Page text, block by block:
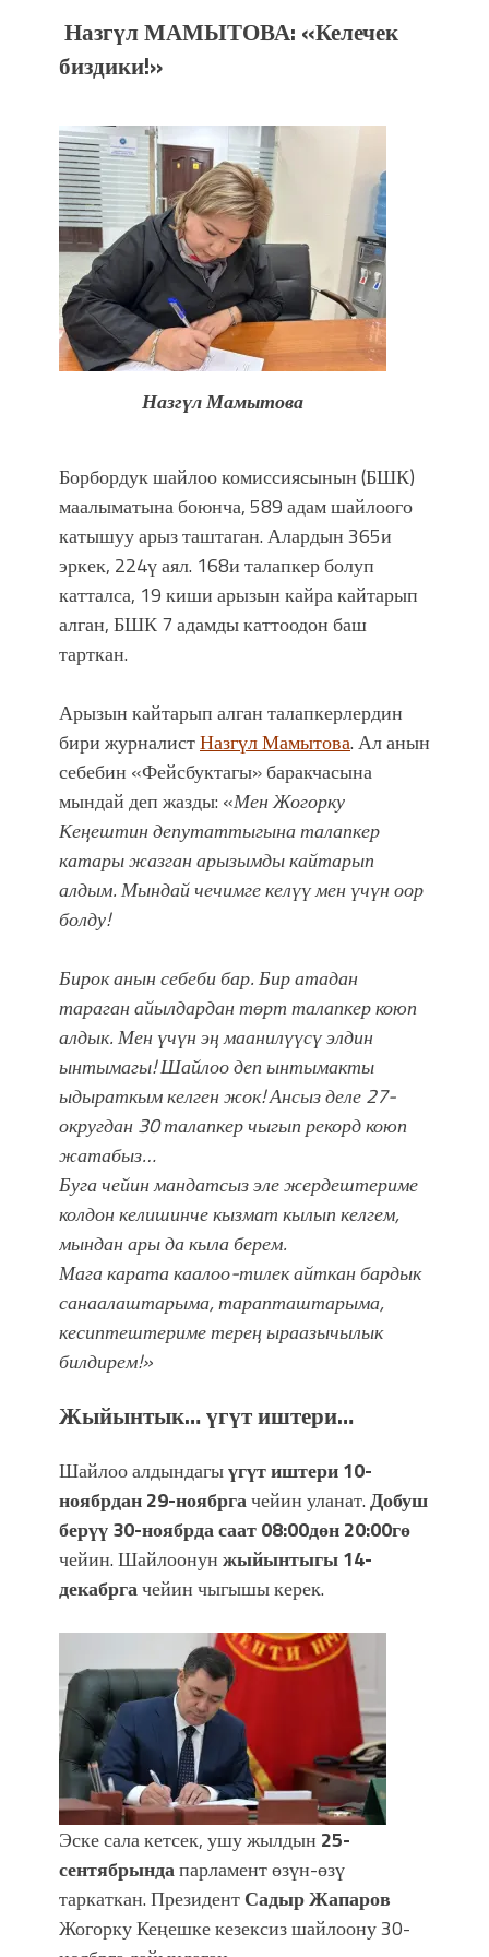
болмок”
Назгүл МАМЫТОВА: «Келечек
биздики!»
Назгүл Мамытова
Борбордук шайлоо комиссиясынын (БШК)
маалыматына боюнча, 589 адам шайлоого
катышуу арыз таштаган. Алардын 365и
эркек, 224ү аял. 168и талапкер болуп
катталса, 19 киши арызын кайра кайтарып
алган, БШК 7 адамды каттоодон баш
тарткан.
Арызын кайтарып алган талапкерлердин
бири журналистНазгүл Мамытова. Ал анын
себебин «Фейсбуктагы» баракчасына
мындай деп жазды: «Мен Жогорку
Кеңештин депутаттыгына талапкер
катары жазган арызымды кайтарып
алдым. Мындай чечимге келүү мен үчүн оор
болду!
Бирок анын себеби бар. Бир атадан
тараган айылдардан төрт талапкер коюп
алдык. Мен үчүн эң маанилүүсү элдин
ынтымагы! Шайлоо деп ынтымакты
ыдыраткым келген жок! Ансыз деле 27-
округдан 30 талапкер чыгып рекорд коюп
жатабыз…
Буга чейин мандатсыз эле жердештериме
колдон келишинче кызмат кылып келгем,
мындан ары да кыла берем.
Мага карата каалоо-тилек айткан бардык
санаалаштарыма, тарапташтарыма,
кесиптештериме терең ыраазычылык
билдирем!»
Жыйынтык…үгүт иштери…
Шайлоо алдындагыүгүт иштери 10-
ноябрдан 29-ноябргачейин уланат.Добуш
берүү 30-ноябрда саат 08:00дөн 20:00гө
чейин. Шайлоонунжыйынтыгы14-
декабргачейин чыгышы керек.
Эске сала кетсек, ушу жылдын 25-
сентябрындапарламент өзүн-өзү
таркаткан. ПрезидентСадыр Жапаров
Жогорку Кеңешке кезексиз шайлоону 30-